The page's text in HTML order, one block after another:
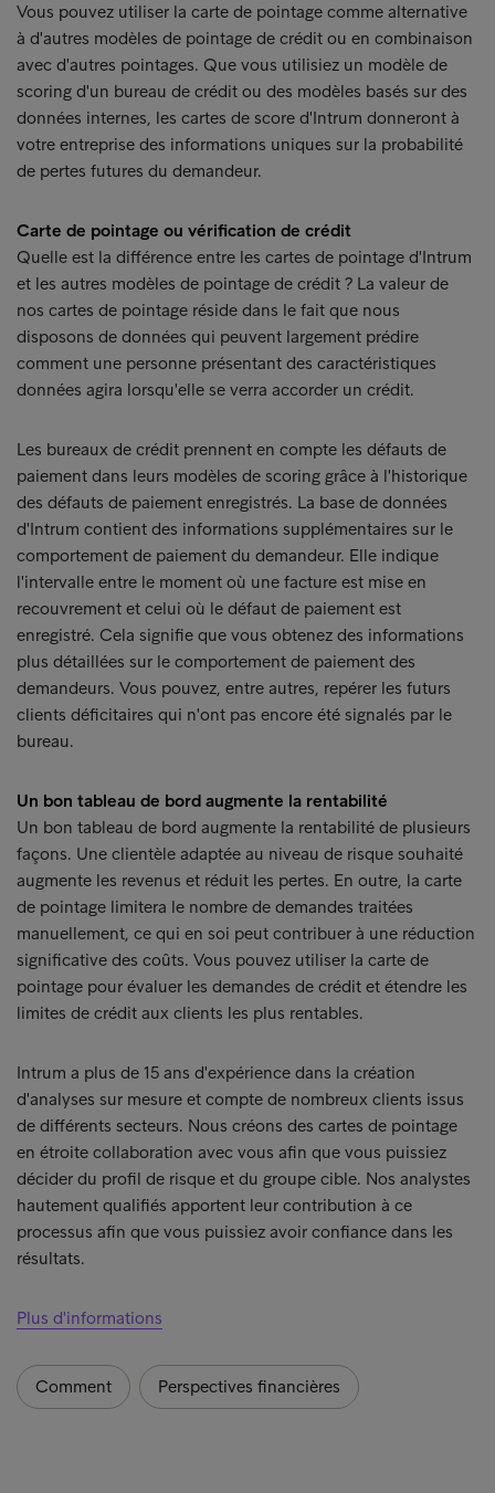
Vous pouvez utiliser la carte de pointage comme alternative
à d'autres modèles de pointage de crédit ou en combinaison
avec d'autres pointages. Que vous utilisiez un modèle de
scoring d'un bureau de crédit ou des modèles basés sur des
données internes, les cartes de score d'Intrum donneront à
votre entreprise des informations uniques sur la probabilité
de pertes futures du demandeur.
Carte de pointage ou vérification de crédit
Quelle est la différence entre les cartes de pointage d'Intrum
et les autres modèles de pointage de crédit ? La valeur de
nos cartes de pointage réside dans le fait que nous
disposons de données qui peuvent largement prédire
comment une personne présentant des caractéristiques
données agira lorsqu'elle se verra accorder un crédit.
Les bureaux de crédit prennent en compte les défauts de
paiement dans leurs modèles de scoring grâce à l'historique
des défauts de paiement enregistrés. La base de données
d'Intrum contient des informations supplémentaires sur le
comportement de paiement du demandeur. Elle indique
l'intervalle entre le moment où une facture est mise en
recouvrement et celui où le défaut de paiement est
enregistré. Cela signifie que vous obtenez des informations
plus détaillées sur le comportement de paiement des
demandeurs. Vous pouvez, entre autres, repérer les futurs
clients déficitaires qui n'ont pas encore été signalés par le
bureau.
Un bon tableau de bord augmente la rentabilité
Un bon tableau de bord augmente la rentabilité de plusieurs
façons. Une clientèle adaptée au niveau de risque souhaité
augmente les revenus et réduit les pertes. En outre, la carte
de pointage limitera le nombre de demandes traitées
manuellement, ce qui en soi peut contribuer à une réduction
significative des coûts. Vous pouvez utiliser la carte de
pointage pour évaluer les demandes de crédit et étendre les
limites de crédit aux clients les plus rentables.
Intrum a plus de 15 ans d'expérience dans la création
d'analyses sur mesure et compte de nombreux clients issus
de différents secteurs. Nous créons des cartes de pointage
en étroite collaboration avec vous afin que vous puissiez
décider du profil de risque et du groupe cible. Nos analystes
hautement qualifiés apportent leur contribution à ce
processus afin que vous puissiez avoir confiance dans les
résultats.
Plus d'informations
Comment Perspectives financières